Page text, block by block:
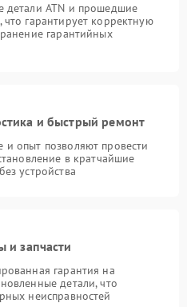
детали ATN и прошедшие
гарантирует корректную
гарантийных
и быстрый ремонт
опыт позволяют провести
в кратчайшие
устройства
и запчасти
гарантия на
детали, что
неисправностей